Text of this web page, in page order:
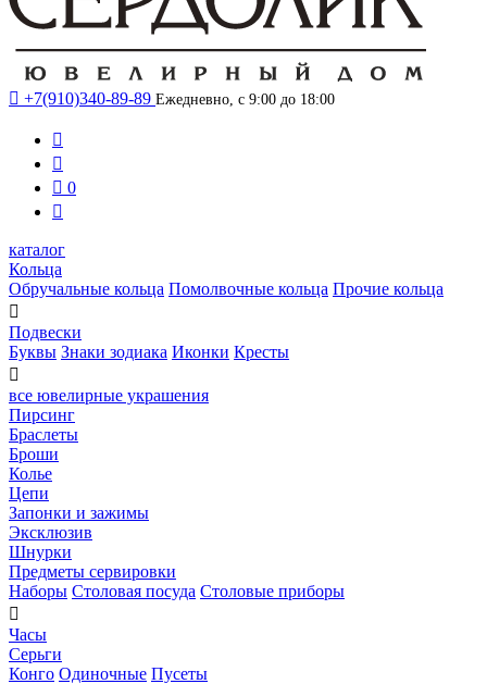
 +7(910)340-89-89 Ежедневно, с 9:00 до 18:00


 0

каталог
Кольца
Обручальные кольца Помолвочные кольца Прочие кольца

Подвески
Буквы Знаки зодиака Иконки Кресты

все ювелирные украшения
Пирсинг
Браслеты
Броши
Колье
Цепи
Запонки и зажимы
Эксклюзив
Шнурки
Предметы сервировки
Наборы Столовая посуда Столовые приборы

Часы
Серьги
Конго Одиночные Пусеты